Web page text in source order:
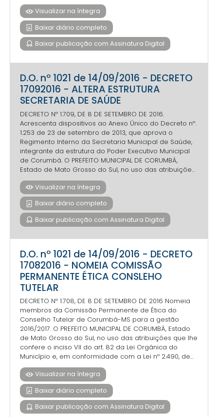
Visualizar na íntegra
Baixar diário completo
Baixar publicação com Assinatura Digital
D.O. nº 1021 de 14/09/2016 - DECRETO
17092016 - ALTERA ESTRUTURA
SECRETARIA DE SAÚDE
DECRETO Nº 1.709, DE 8 DE SETEMBRO DE 2016.
Acrescenta dispositivos ao Anexo Único do Decreto nº.
1.253 de 23 de setembro de 2013, que aprova o
Regimento Interno da Secretaria Municipal de Saúde,
integrante da estrutura do Poder Executivo Municipal
de Corumbá. O PREFEITO MUNICIPAL DE CORUMBÁ,
Estado de Mato Grosso do Sul, no uso das atribuiçõe...
Visualizar na íntegra
Baixar diário completo
Baixar publicação com Assinatura Digital
D.O. nº 1021 de 14/09/2016 - DECRETO
17082016 - NOMEIA COMISSÃO
PERMANENTE ÉTICA CONSLEHO
TUTELAR
DECRETO Nº 1.708, DE 8 DE SETEMBRO DE 2016 Nomeia
membros da Comissão Permanente de Ética do
Conselho Tutelar de Corumbá-MS para a gestão
2016/2017. O PREFEITO MUNICIPAL DE CORUMBÁ, Estado
de Mato Grosso do Sul, no uso das atribuições que lhe
confere o inciso VII do art. 82 da Lei Orgânica do
Município e, em conformidade com a Lei nº 2.490, de...
Visualizar na íntegra
Baixar diário completo
Baixar publicação com Assinatura Digital